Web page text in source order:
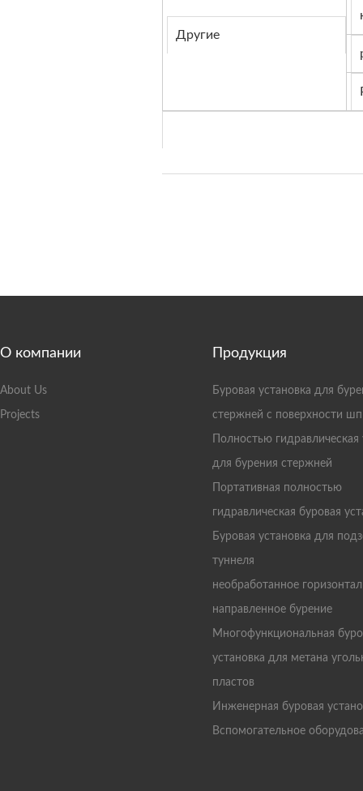
Другие
О компании
About Us
Projects
Продукция
Буровая установка для
стержней с поверхности
Полностью гидравлическая
для бурения стержней
Портативная полностью
гидравлическая буровая
Буровая установка для
туннеля
необработанное
направленное бурение
Многофункциональная
установка для метана
пластов
Инженерная буровая
Вспомогательное